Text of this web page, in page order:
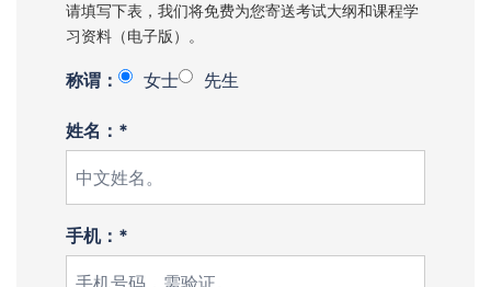
请填写下表，我们将免费为您寄送考试大纲和课程学
习资料（电子版）。
称谓： 女士 先生
姓名：*
手机：*